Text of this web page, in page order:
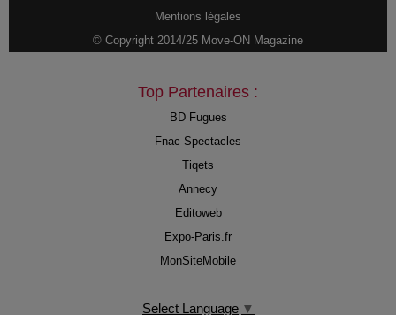
Mentions légales
© Copyright 2014/25 Move-ON Magazine
Top Partenaires :
BD Fugues
Fnac Spectacles
Tiqets
Annecy
Editoweb
Expo-Paris.fr
MonSiteMobile
Select Language ▼